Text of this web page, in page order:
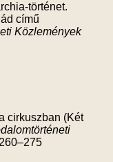
történet.
című
Közlemények
cirkuszban (Két